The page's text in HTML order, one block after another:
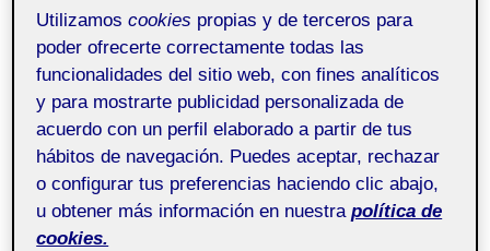
¡Hola a tod@s!
Os presento el dossier de mi marca personal.
Me ha encantado ponerme en la piel de alguien que
está a punto de abrir su propia marca personal «su
propio negocio», ha sido una experiencia fascinante.
Utilizamoscookies propias y de terceros para
poder ofrecerte correctamente todas las
funcionalidades del sitio web, con fines analíticos
y para mostrarte publicidad personalizada de
acuerdo con un perfil elaborado a partir de tus
hábitos de navegación. Puedes aceptar, rechazar
o configurar tus preferencias haciendo clic abajo,
u obtener más información en nuestra política de
cookies.